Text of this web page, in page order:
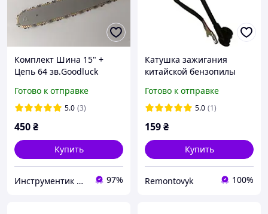
Комплект Шина 15" +
Цепь 64 зв.Goodluck
Готово к отправке
5.0 (3)
450₴
Купить
Инструментик интернет-магазин 97%
Катушка зажигания
китайской бензопилы
Готово к отправке
5.0 (1)
159₴
Купить
Remontovyk 100%